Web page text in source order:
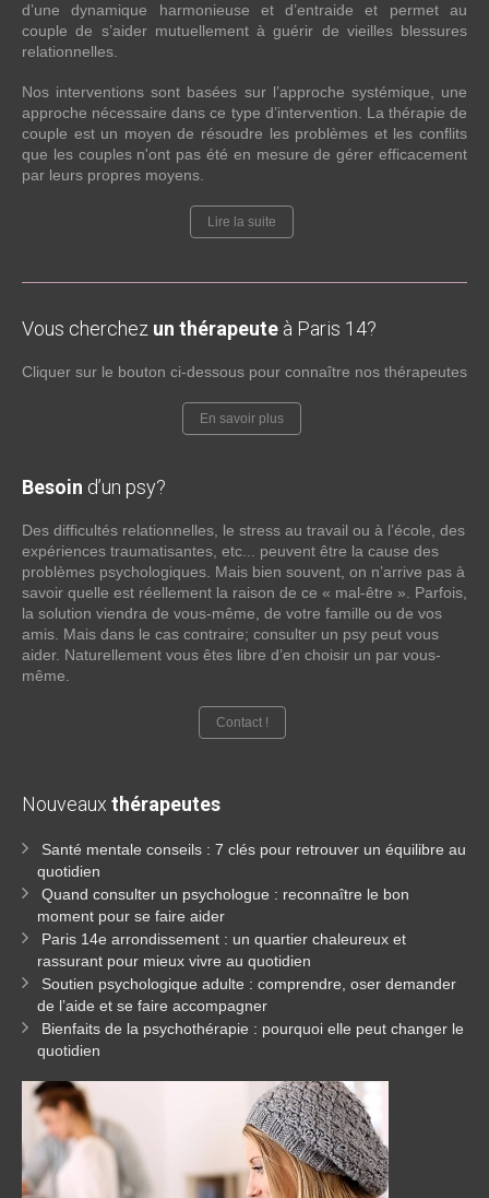
d’une dynamique harmonieuse et d’entraide et permet au
couple de s’aider mutuellement à guérir de vieilles blessures
relationnelles.
Nos interventions sont basées sur l’approche systémique, une
approche nécessaire dans ce type d’intervention. La thérapie de
couple est un moyen de résoudre les problèmes et les conflits
que les couples n'ont pas été en mesure de gérer efficacement
par leurs propres moyens.
Lire la suite
Vous cherchez un thérapeute à Paris 14?
Cliquer sur le bouton ci-dessous pour connaître nos thérapeutes
En savoir plus
Besoin d’un psy?
Des difficultés relationnelles, le stress au travail ou à l’école, des
expériences traumatisantes, etc... peuvent être la cause des
problèmes psychologiques. Mais bien souvent, on n’arrive pas à
savoir quelle est réellement la raison de ce « mal-être ». Parfois,
la solution viendra de vous-même, de votre famille ou de vos
amis. Mais dans le cas contraire; consulter un psy peut vous
aider. Naturellement vous êtes libre d’en choisir un par vous-
même.
Contact !
Nouveaux thérapeutes
Santé mentale conseils : 7 clés pour retrouver un équilibre au
quotidien
Quand consulter un psychologue : reconnaître le bon
moment pour se faire aider
Paris 14e arrondissement : un quartier chaleureux et
rassurant pour mieux vivre au quotidien
Soutien psychologique adulte : comprendre, oser demander
de l’aide et se faire accompagner
Bienfaits de la psychothérapie : pourquoi elle peut changer le
quotidien